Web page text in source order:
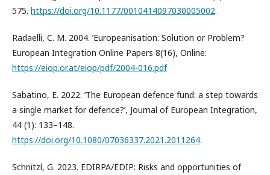
575. https://doi.org/10.1177/0010414097030005002.
Radaelli, C. M. 2004. ’Europeanisation: Solution or Problem?
European Integration Online Papers 8(16), Online:
https://eiop.or.at/eiop/pdf/2004-016.pdf
Sabatino, E. 2022. ‘The European defence fund: a step towards
a single market for defence?’, Journal of European Integration,
44 (1): 133–148.
https://doi.org/10.1080/07036337.2021.2011264.
Schnitzl, G. 2023. EDIRPA/EDIP: Risks and opportunities of